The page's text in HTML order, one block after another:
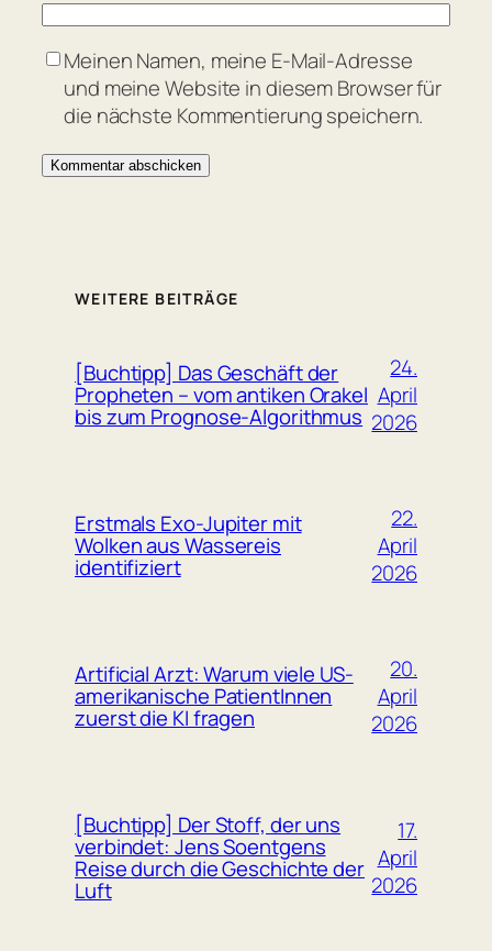
Meinen Namen, meine E-Mail-Adresse
und meine Website in diesem Browser für
die nächste Kommentierung speichern.
WEITERE BEITRÄGE
[Buchtipp] Das Geschäft der
Propheten – vom antiken Orakel
bis zum Prognose-Algorithmus
24.
April
2026
Erstmals Exo-Jupiter mit
Wolken aus Wassereis
identifiziert
22.
April
2026
Artificial Arzt: Warum viele US-
amerikanische PatientInnen
zuerst die KI fragen
20.
April
2026
[Buchtipp] Der Stoff, der uns
verbindet: Jens Soentgens
Reise durch die Geschichte der
Luft
17.
April
2026